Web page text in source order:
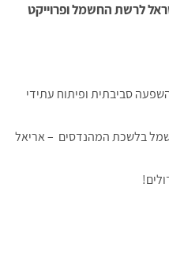
לרשת החשמל ופרוייקט
השפעה סביבתית ופיתוח עתידי
בלשכת המהנדסים – אריאל